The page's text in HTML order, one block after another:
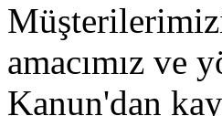
amacımız ve
Kanun'dan